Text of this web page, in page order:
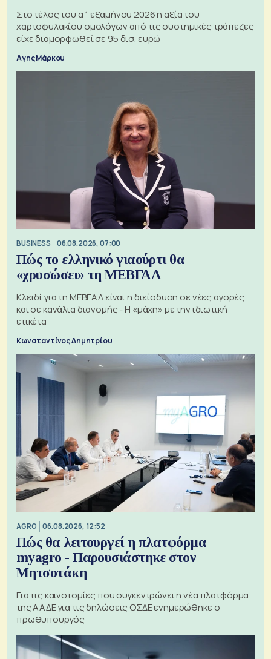
Στο τέλος του α΄ εξαμήνου 2026 η αξία του
χαρτοφυλακίου ομολόγων από τις συστημικές τράπεζες
είχε διαμορφωθεί σε 95 δισ. ευρώ
Αγης Μάρκου
BUSINESS 06.08.2026, 07:00
Πώς το ελληνικό γιαούρτι θα
«χρυσώσει» τη ΜΕΒΓΑΛ
Κλειδί για τη ΜΕΒΓΑΛ είναι η διείσδυση σε νέες αγορές
και σε κανάλια διανομής - Η «μάχη» με την ιδιωτική
ετικέτα
Κωνσταντίνος Δημητρίου
AGRO 06.08.2026, 12:52
Πώς θα λειτουργεί η πλατφόρμα
myagro - Παρουσιάστηκε στον
Μητσοτάκη
Για τις καινοτομίες που συγκεντρώνει η νέα πλατφόρμα
της ΑΑΔΕ για τις δηλώσεις ΟΣΔΕ ενημερώθηκε ο
πρωθυπουργός